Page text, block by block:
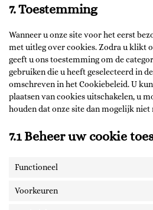
7. Toestemming
Wanneer u onze site voor het eerst
met uitleg over cookies. Zodra u klikt
geeft u ons toestemming om de
gebruiken die u heeft geselecteerd in
omschreven in het Cookiebeleid. U
plaatsen van cookies uitschakelen, u
houden dat onze site dan mogelijk
7.1 Beheer uw cookie
Functioneel
Voorkeuren